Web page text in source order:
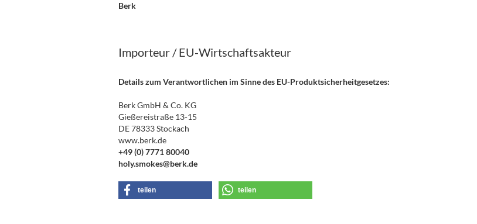
Berk
Importeur / EU-Wirtschaftsakteur
Details zum Verantwortlichen im Sinne des EU-Produktsicherheitgesetzes:
Berk GmbH & Co. KG
Gießereistraße 13-15
DE 78333 Stockach
www.berk.de
+49 (0) 7771 80040
holy.smokes@berk.de
teilen teilen